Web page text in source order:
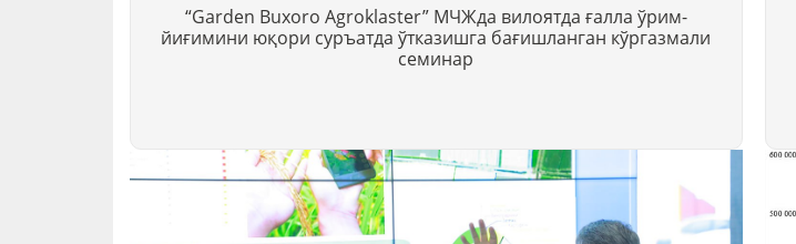
“Garden Buxoro Agroklaster” МЧЖда вилоятда ғалла ўрим-
йиғимини юқори суръатда ўтказишга бағишланган кўргазмали
семинар